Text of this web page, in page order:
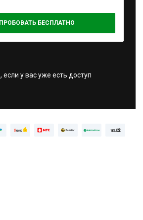
БЕСПЛАТНО
, если у вас уже есть доступ